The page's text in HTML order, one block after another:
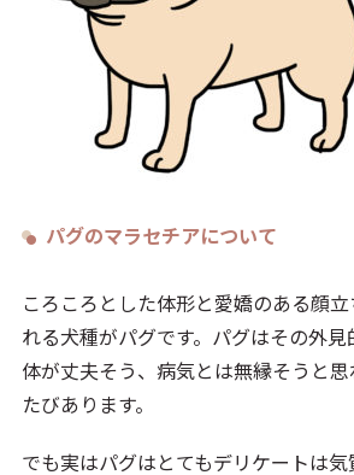
パグのマラセチアについて
ころころとした体形と愛嬌のある顔
れる犬種がパグです。パグはその外
体が丈夫そう、病気とは無縁そうと
たびあります。
でも実はパグはとてもデリケートは